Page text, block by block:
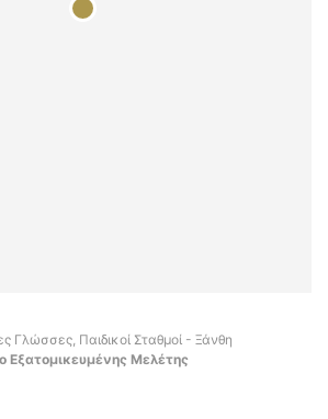
Γλώσσες, Παιδικοί Σταθμοί - Ξάνθη
Εξατομικευμένης Μελέτης